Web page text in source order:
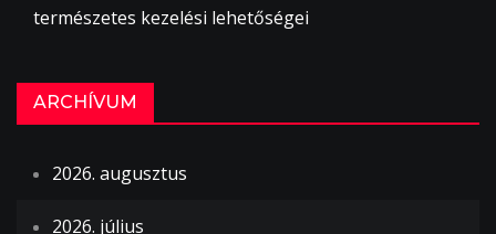
természetes kezelési lehetőségei
ARCHÍVUM
2026. augusztus
2026. július